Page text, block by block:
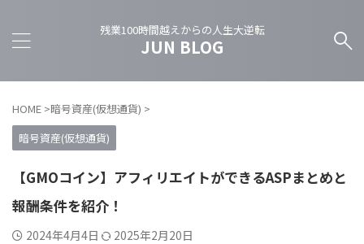
残業100時間越えからの人生大逆転
JUN BLOG
HOME >暗号資産(仮想通貨) >
暗号資産(仮想通貨)
【GMOコイン】アフィリエイトができるASPまとめと
報酬条件を紹介！
2024年4月4日 2025年2月20日